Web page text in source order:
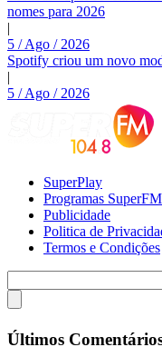
nomes para 2026
|
5 / Ago / 2026
Spotify criou um novo
|
5 / Ago / 2026
SuperPlay
Programas SuperFM
Publicidade
Politica de
Termos e Condições
Últimos